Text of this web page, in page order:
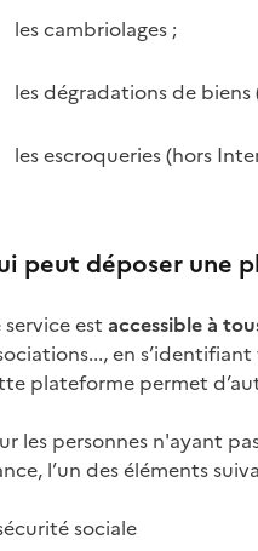
les cambriolages ;
les dégradations de
les escroqueries (hors
peut déposer une
service est accessible à
en
plateforme permet
les personnes n'ayant
l’un des éléments
sociale